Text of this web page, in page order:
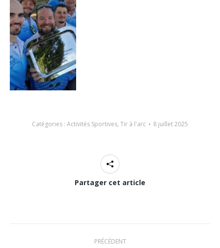
Catégories : Activités Sportives, Tir à l'arc 8 juillet 2025
Partager cet article
NavigationPRÉCÉDENT